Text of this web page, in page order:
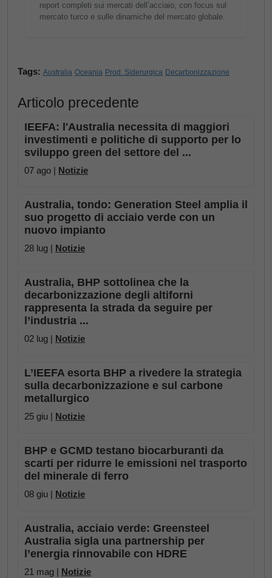
report completi sui mercati dell’acciaio, con focus sul
mercato turco e sulle dinamiche del mercato globale.
Tags: Australia Oceania Prod. Siderurgica Decarbonizzazione
Articolo precedente
IEEFA: l'Australia necessita di maggiori
investimenti e politiche di supporto per lo
sviluppo green del settore del ...
07 ago | Notizie
Australia, tondo: Generation Steel amplia il
suo progetto di acciaio verde con un
nuovo impianto
28 lug | Notizie
Australia, BHP sottolinea che la
decarbonizzazione degli altiforni
rappresenta la strada da seguire per
l’industria ...
02 lug | Notizie
L’IEEFA esorta BHP a rivedere la strategia
sulla decarbonizzazione e sul carbone
metallurgico
25 giu | Notizie
BHP e GCMD testano biocarburanti da
scarti per ridurre le emissioni nel trasporto
del minerale di ferro
08 giu | Notizie
Australia, acciaio verde: Greensteel
Australia sigla una partnership per
l’energia rinnovabile con HDRE
21 mag | Notizie